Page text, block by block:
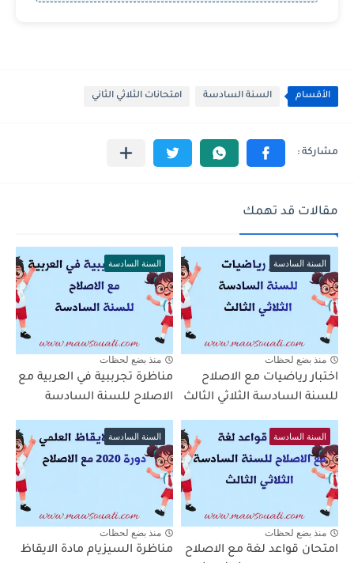
الأقسام السنة السادسة امتحانات الثلاثي الثاني
مقالات قد تهمك
السنة السادسة
منذ بضع لحظات
اختبار رياضيات مع الاصلاح
للسنة السادسة الثلاثي الثالث
السنة السادسة
منذ بضع لحظات
مناظرة تجرببية في العربية مع
الاصلاح للسنة السادسة
السنة السادسة
منذ بضع لحظات
امتحان قواعد لغة مع الاصلاح
السنة السادسة
منذ بضع لحظات
مناظرة السيزيام مادة الايقاظ